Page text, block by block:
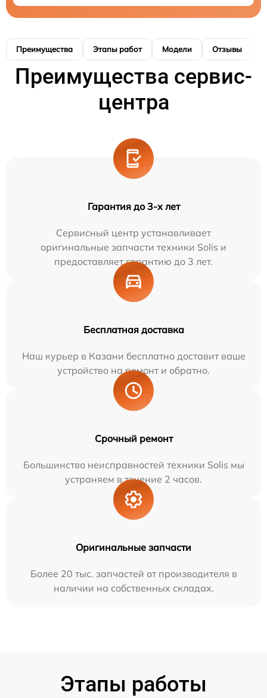
Преимущества Этапы работ Модели Отзывы
Преимущества сервис-
центра
Гарантия до 3-х лет
Сервисный центр устанавливает
оригинальные запчасти техники Solis и
предоставляет гарантию до 3 лет.
Бесплатная доставка
Наш курьер в Казани бесплатно доставит ваше
устройство на ремонт и обратно.
Срочный ремонт
Большинство неисправностей техники Solis мы
устраняем в течение 2 часов.
Оригинальные запчасти
Более 20 тыс. запчастей от производителя в
наличии на собственных складах.
Этапы работы